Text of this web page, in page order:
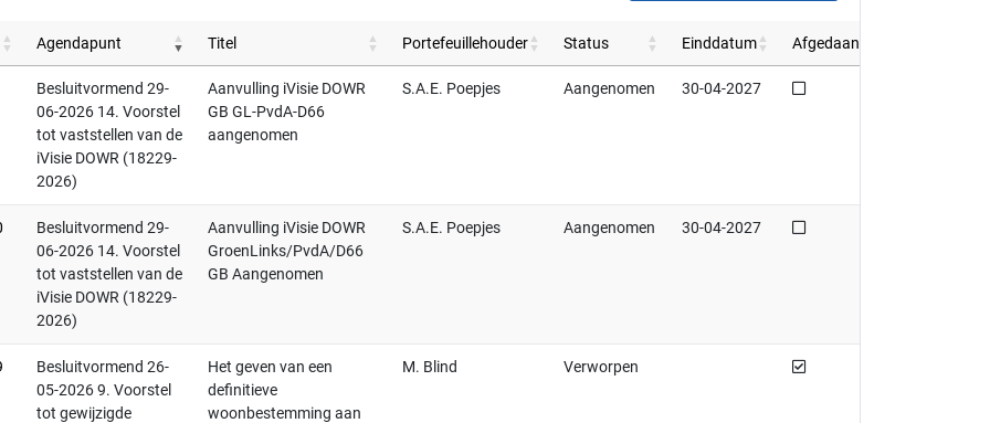
Agendapunt Titel Portefeuillehouder Status Einddatum Afgedaan
Besluitvormend 29-
06-2026 14. Voorstel
tot vaststellen van de
iVisie DOWR (18229-
2026)
Aanvulling iVisie DOWR
GB GL-PvdA-D66
aangenomen
S.A.E. Poepjes Aangenomen 30-04-2027 Niet afgedaan
Besluitvormend 29-
06-2026 14. Voorstel
tot vaststellen van de
iVisie DOWR (18229-
2026)
Aanvulling iVisie DOWR
GroenLinks/PvdA/D66
GB Aangenomen
S.A.E. Poepjes Aangenomen 30-04-2027 Niet afgedaan
Besluitvormend 26-
05-2026 9. Voorstel
tot gewijzigde
Het geven van een
definitieve
woonbestemming aan
M. Blind Verworpen Afgedaan